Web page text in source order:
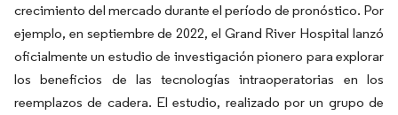
crecimiento del mercado durante el período de pronóstico. Por
ejemplo, en septiembre de 2022, el Grand River Hospital lanzó
oficialmente un estudio de investigación pionero para explorar
los beneficios de las tecnologías intraoperatorias en los
reemplazos de cadera. El estudio, realizado por un grupo de